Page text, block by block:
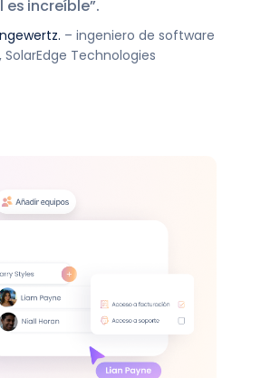
es increíble”.
– ingeniero de software
SolarEdge Technologies